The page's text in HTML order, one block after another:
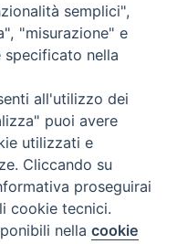
2021
di Castello.
Preferenze Cookie
semplici",
"misurazione" e
nella
all'utilizzo dei
puoi avere
utilizzati e
Cliccando su
proseguirai
cookie tecnici.
nellacookie